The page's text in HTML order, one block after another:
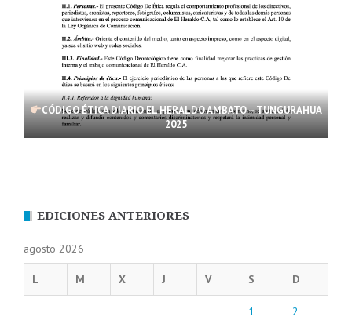
CÓDIGO ÉTICA DIARIO EL HERALDO AMBATO – TUNGURAHUA
2025
EDICIONES ANTERIORES
agosto 2026
L M X J V S D
1 2